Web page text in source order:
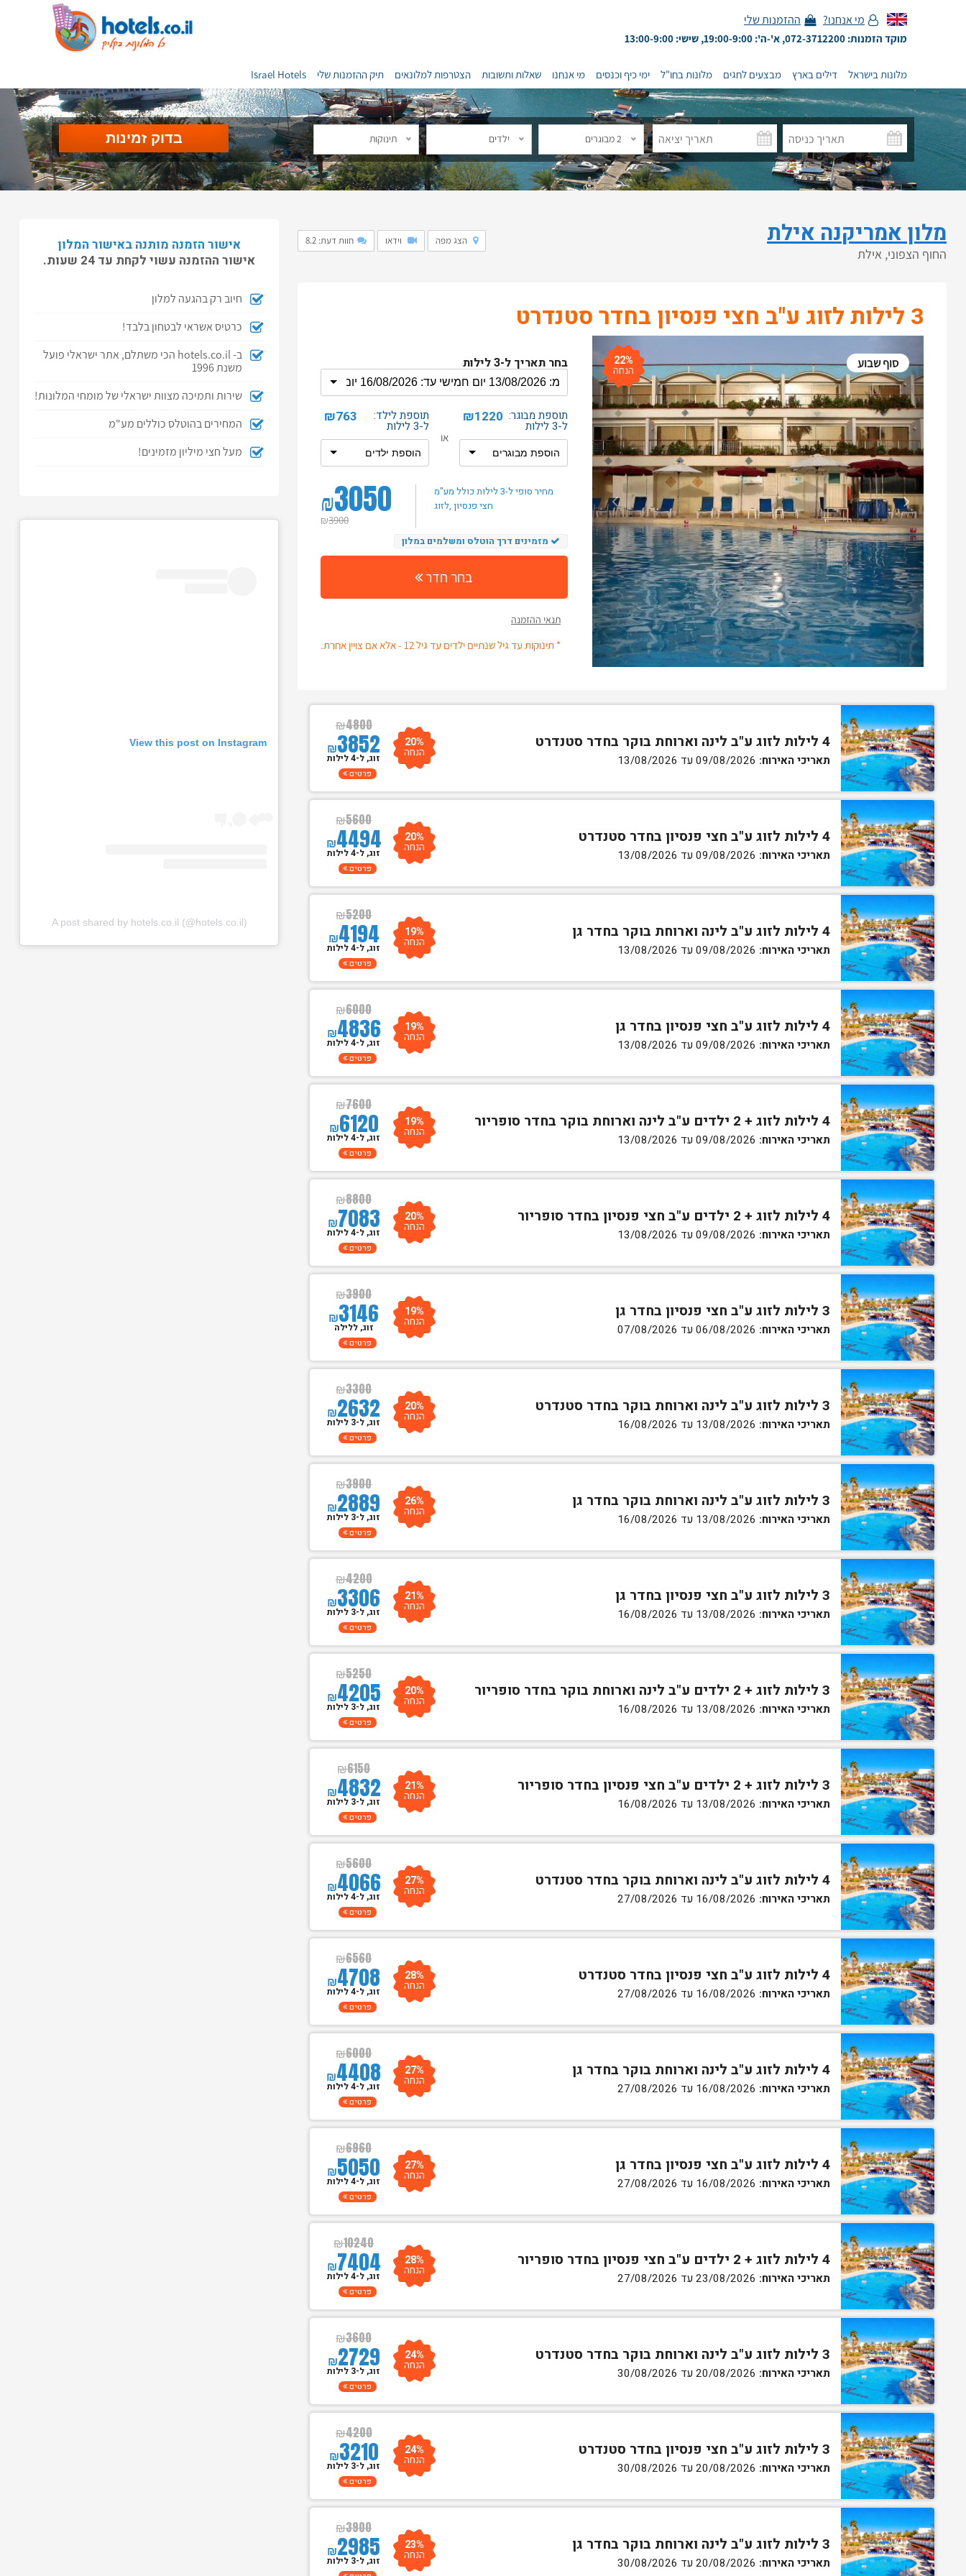
מי אנחנו? ההזמנות שלי
מוקד הזמנות: 072-3712200, א'-ה': 19:00-9:00, שישי: 13:00-9:00
מלונות בישראל דילים בארץ מבצעים לחגים מלונות בחו"ל ימי כיף וכנסים מי אנחנו שאלות ותשובות הצטרפות למלונאים תיק ההזמנות שלי Israel Hotels
2 מבוגרים ילדים תינוקות
מלון אמריקנה אילת
החוף הצפוני, אילת
חוות דעת: 8.2 וידאו הצג מפה
3 לילות לזוג ע"ב חצי פנסיון בחדר סטנדרט
סוף שבוע 22%
הנחה בחר תאריך ל-3 לילות
תוספת מבוגר: ₪1220
ל-3 לילות
או
תוספת לילד: ₪763
ל-3 לילות
₪3050
₪3900
מחיר סופי ל-3 לילות
כולל מע"מ
לזוג , חצי פנסיון
מזמינים דרך הוטלס ומשלמים במלון
בחר חדר
תנאי ההזמנה
* תינוקות עד גיל שנתיים ילדים עד גיל 12 - אלא אם צויין אחרת.
4 לילות לזוג ע"ב לינה וארוחת בוקר בחדר סטנדרט
תאריכי האירוח:
₪4800
₪3852 20%
הנחה זוג, ל-4 לילות
פרטים
4 לילות לזוג ע"ב חצי פנסיון בחדר סטנדרט
תאריכי האירוח:
₪5600
₪4494 20%
הנחה זוג, ל-4 לילות
פרטים
4 לילות לזוג ע"ב לינה וארוחת בוקר בחדר גן
תאריכי האירוח:
₪5200
₪4194 19%
הנחה זוג, ל-4 לילות
פרטים
4 לילות לזוג ע"ב חצי פנסיון בחדר גן
תאריכי האירוח:
₪6000
₪4836 19%
הנחה זוג, ל-4 לילות
פרטים
4 לילות לזוג + 2 ילדים ע"ב לינה וארוחת בוקר בחדר סופריור
תאריכי האירוח:
₪7600
₪6120 19%
הנחה זוג, ל-4 לילות
פרטים
4 לילות לזוג + 2 ילדים ע"ב חצי פנסיון בחדר סופריור
תאריכי האירוח:
₪8800
₪7083 20%
הנחה זוג, ל-4 לילות
פרטים
3 לילות לזוג ע"ב חצי פנסיון בחדר גן
תאריכי האירוח:
₪3900
₪3146 19%
הנחה זוג, ללילה
פרטים
3 לילות לזוג ע"ב לינה וארוחת בוקר בחדר סטנדרט
תאריכי האירוח:
₪3300
₪2632 20%
הנחה זוג, ל-3 לילות
פרטים
3 לילות לזוג ע"ב לינה וארוחת בוקר בחדר גן
תאריכי האירוח:
₪3900
₪2889 26%
הנחה זוג, ל-3 לילות
פרטים
3 לילות לזוג ע"ב חצי פנסיון בחדר גן
תאריכי האירוח:
₪4200
₪3306 21%
הנחה זוג, ל-3 לילות
פרטים
3 לילות לזוג + 2 ילדים ע"ב לינה וארוחת בוקר בחדר סופריור
תאריכי האירוח:
₪5250
₪4205 20%
הנחה זוג, ל-3 לילות
פרטים
3 לילות לזוג + 2 ילדים ע"ב חצי פנסיון בחדר סופריור
תאריכי האירוח:
₪6150
₪4832 21%
הנחה זוג, ל-3 לילות
פרטים
4 לילות לזוג ע"ב לינה וארוחת בוקר בחדר סטנדרט
תאריכי האירוח:
₪5600
₪4066 27%
הנחה זוג, ל-4 לילות
פרטים
4 לילות לזוג ע"ב חצי פנסיון בחדר סטנדרט
תאריכי האירוח:
₪6560
₪4708 28%
הנחה זוג, ל-4 לילות
פרטים
4 לילות לזוג ע"ב לינה וארוחת בוקר בחדר גן
תאריכי האירוח:
₪6000
₪4408 27%
הנחה זוג, ל-4 לילות
פרטים
4 לילות לזוג ע"ב חצי פנסיון בחדר גן
תאריכי האירוח:
₪6960
₪5050 27%
הנחה זוג, ל-4 לילות
פרטים
4 לילות לזוג + 2 ילדים ע"ב חצי פנסיון בחדר סופריור
תאריכי האירוח:
₪10240
₪7404 28%
הנחה זוג, ל-4 לילות
פרטים
3 לילות לזוג ע"ב לינה וארוחת בוקר בחדר סטנדרט
תאריכי האירוח:
₪3600
₪2729 24%
הנחה זוג, ל-3 לילות
פרטים
3 לילות לזוג ע"ב חצי פנסיון בחדר סטנדרט
תאריכי האירוח:
₪4200
₪3210 24%
הנחה זוג, ל-3 לילות
פרטים
3 לילות לזוג ע"ב לינה וארוחת בוקר בחדר גן
תאריכי האירוח:
₪3900
₪2985 23%
הנחה זוג, ל-3 לילות
אישור הזמנה מותנה באישור המלון
אישור ההזמנה עשוי לקחת עד 24 שעות.
חיוב רק בהגעה למלון
כרטיס אשראי לבטחון בלבד!
ב- hotels.co.il הכי משתלם, אתר ישראלי פועל
משנת 1996
שירות ותמיכה מצוות ישראלי של מומחי המלונות!
המחירים בהוטלס כוללים מע"מ
מעל חצי מיליון מזמינים!
View this post on Instagram
A post shared by hotels.co.il (@hotels.co.il)